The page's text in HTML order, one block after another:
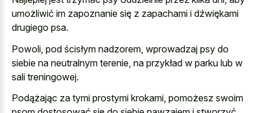
umożliwić im zapoznanie się z zapachami i dźwiękami
drugiego psa.
Powoli, pod ścisłym nadzorem, wprowadzaj psy do
siebie na neutralnym terenie, na przykład w parku lub w
sali treningowej.
Podążając za tymi prostymi krokami, pomożesz swoim